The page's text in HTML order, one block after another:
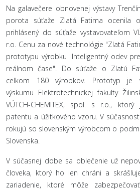
Na galavečere obnovenej výstavy
porota súťaže Zlatá Fatima ocenila
prihlásený do súťaže vystavovateľom
r.o. Cenu za nové technológie "Zlatá
prototypu výrobku "Inteligentný odev
reálnom čase". Do súťaže o Zlatú
celkom 180 výrobkov. Prototyp je
výskumu Elektrotechnickej fakulty
VÚTCH-CHEMITEX, spol. s r.o.,
patentu a úžitkového vzoru. V
rokujú so slovenským výrobcom o
Slovenska.
V súčasnej dobe sa oblečenie už
človeka, ktorý ho len chráni a
zariadenie, ktoré môže